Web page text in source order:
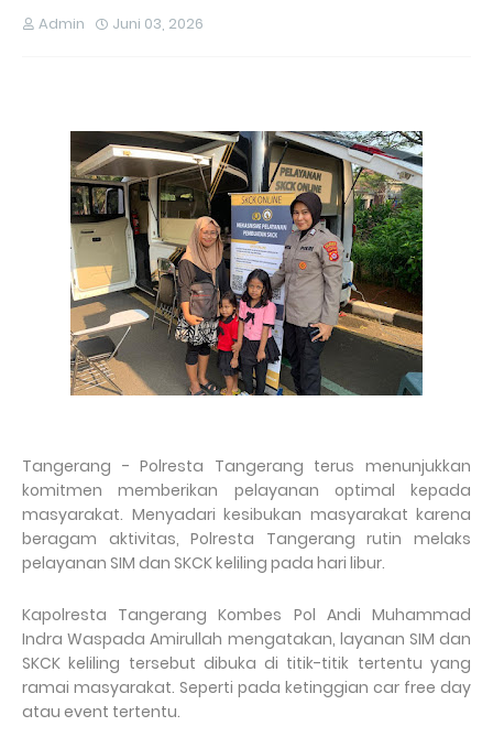
Admin Juni 03, 2026
Tangerang - Polresta Tangerang terus menunjukkan
komitmen memberikan pelayanan optimal kepada
masyarakat. Menyadari kesibukan masyarakat karena
beragam aktivitas, Polresta Tangerang rutin melaks
pelayanan SIM dan SKCK keliling pada hari libur.
Kapolresta Tangerang Kombes Pol Andi Muhammad
Indra Waspada Amirullah mengatakan, layanan SIM dan
SKCK keliling tersebut dibuka di titik-titik tertentu yang
ramai masyarakat. Seperti pada ketinggian car free day
atau event tertentu.